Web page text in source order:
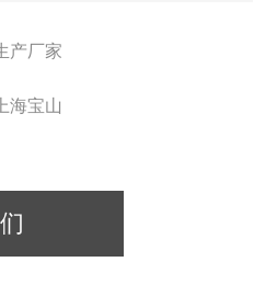
产厂家
上海宝山